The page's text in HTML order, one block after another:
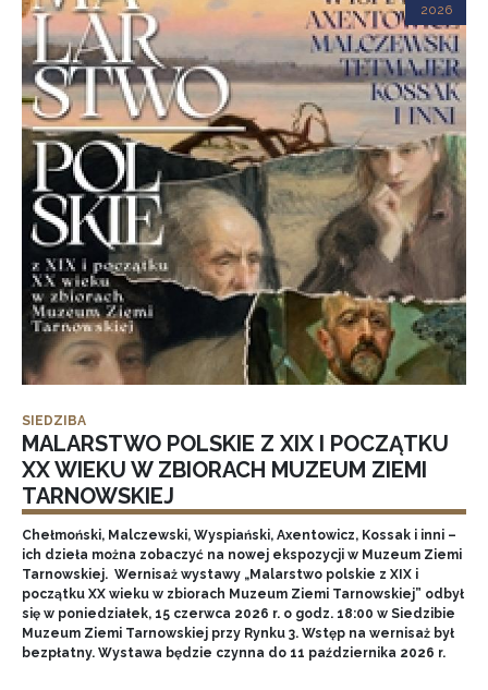
2026
SIEDZIBA
MALARSTWO POLSKIE Z XIX I POCZĄTKU
XX WIEKU W ZBIORACH MUZEUM ZIEMI
TARNOWSKIEJ
Chełmoński, Malczewski, Wyspiański, Axentowicz, Kossak i inni –
ich dzieła można zobaczyć na nowej ekspozycji w Muzeum Ziemi
Tarnowskiej. Wernisaż wystawy „Malarstwo polskie z XIX i
początku XX wieku w zbiorach Muzeum Ziemi Tarnowskiej” odbył
się w poniedziałek, 15 czerwca 2026 r. o godz. 18:00 w Siedzibie
Muzeum Ziemi Tarnowskiej przy Rynku 3. Wstęp na wernisaż był
bezpłatny. Wystawa będzie czynna do 11 października 2026 r.